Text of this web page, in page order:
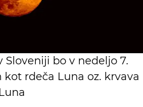
bo v nedeljo 7.
rdeča Luna oz. krvava
Luna